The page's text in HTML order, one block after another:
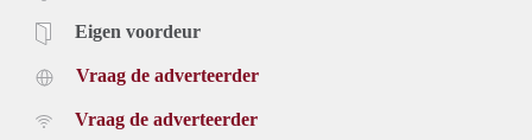
Eigen voordeur
Vraag de adverteerder
Vraag de adverteerder